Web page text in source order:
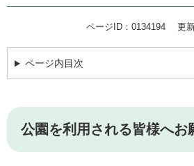
ページID：0134194 更
ページ内目次
公園を利用される皆様へお